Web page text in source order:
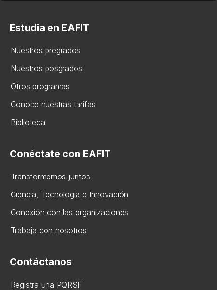
Estudia en EAFIT
Nuestros pregrados
Nuestros posgrados
Otros programas
Conoce nuestras tarifas
Biblioteca
Conéctate con EAFIT
Transformemos juntos
Ciencia, Tecnologia e Innovación
Conexión con las organizaciones
Trabaja con nosotros
Contáctanos
Registra una PQRSF